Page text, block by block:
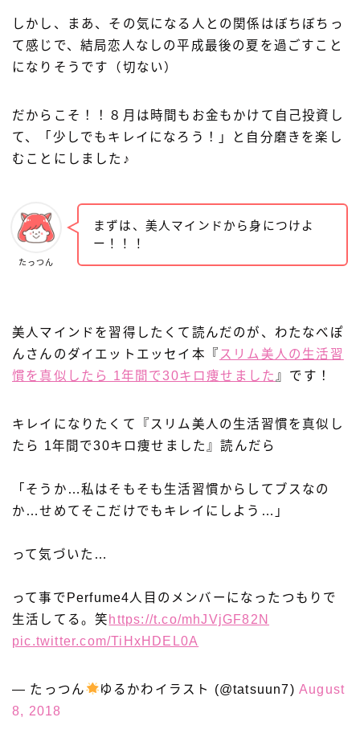
しかし、まあ、その気になる人との関係はぼちぼちっ
て感じで、結局恋人なしの平成最後の夏を過ごすこと
になりそうです（切ない）
だからこそ！！８月は時間もお金もかけて自己投資し
て、「少しでもキレイになろう！」と自分磨きを楽し
むことにしました♪
たっつん
まずは、美人マインドから身につけよ
ー！！！
美人マインドを習得したくて読んだのが、わたなべぽ
んさんのダイエットエッセイ本『 スリム美人の生活習
慣を真似したら 1年間で30キロ痩せました 』です！
キレイになりたくて『スリム美人の生活習慣を真似し
たら 1年間で30キロ痩せました』読んだら
「そうか…私はそもそも生活習慣からしてブスなの
か…せめてそこだけでもキレイにしよう…」
って気づいた…
って事でPerfume4人目のメンバーになったつもりで
生活してる。笑 https://t.co/mhJVjGF82N
pic.twitter.com/TiHxHDEL0A
— たっつん ゆるかわイラスト (@tatsuun7)August
8, 2018